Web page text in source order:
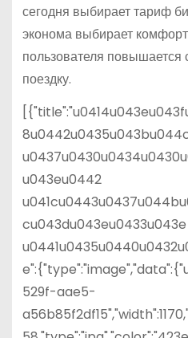
сегодня выбирает тариф
эконома выбирает
пользователя
поездку.
u043eu0442
cu043du043eu0433u043e
529f-aae5-